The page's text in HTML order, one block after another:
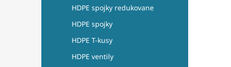
HDPE spojky redukovane
HDPE spojky
HDPE T-kusy
HDPE ventily